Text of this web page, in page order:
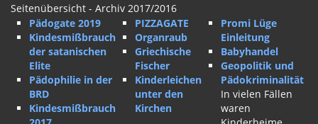
Seitenübersicht - Archiv 2017/2016
Pädogate 2019
Kindesmißbrauch
der satanischen
Elite
Pädophilie in der
BRD
Kindesmißbrauch
PIZZAGATE
Organraub
Griechische
Fischer
Kinderleichen
unter den
Kirchen
Promi Lüge
Einleitung
Babyhandel
Geopolitik und
Pädokriminalität
In vielen Fällen
waren